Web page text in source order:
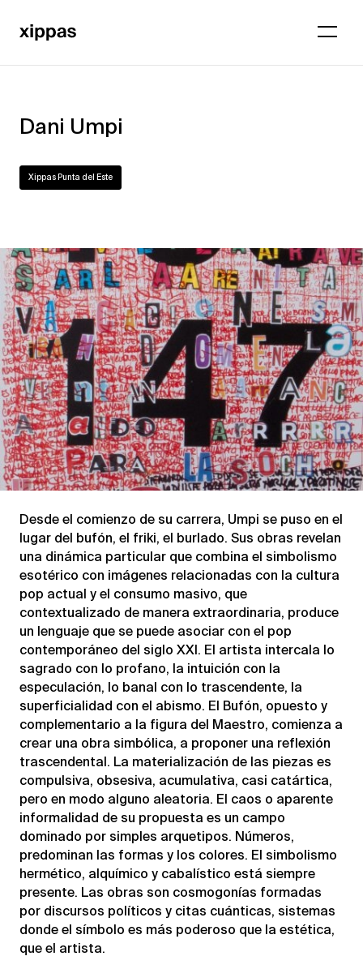
Dani Umpi
Xippas Punta del Este
Desde el comienzo de su carrera, Umpi se puso en el
lugar del bufón, el friki, el burlado. Sus obras revelan
una dinámica particular que combina el simbolismo
esotérico con imágenes relacionadas con la cultura
pop actual y el consumo masivo, que
contextualizado de manera extraordinaria, produce
un lenguaje que se puede asociar con el pop
contemporáneo del siglo XXI. El artista intercala lo
sagrado con lo profano, la intuición con la
especulación, lo banal con lo trascendente, la
superficialidad con el abismo. El Bufón, opuesto y
complementario a la figura del Maestro, comienza a
crear una obra simbólica, a proponer una reflexión
trascendental. La materialización de las piezas es
compulsiva, obsesiva, acumulativa, casi catártica,
pero en modo alguno aleatoria. El caos o aparente
informalidad de su propuesta es un campo
dominado por simples arquetipos. Números,
predominan las formas y los colores. El simbolismo
hermético, alquímico y cabalístico está siempre
presente. Las obras son cosmogonías formadas
por discursos políticos y citas cuánticas, sistemas
donde el símbolo es más poderoso que la estética,
que el artista.